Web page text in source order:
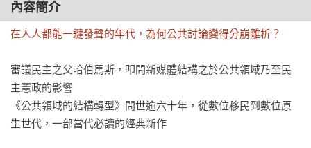
內容簡介
在人人都能一鍵發聲的年代，為何公共討論變得分崩離析？
審議民主之父哈伯馬斯，叩問新媒體結構之於公共領域乃至民
主憲政的影響
《公共領域的結構轉型》問世逾六十年，從數位移民到數位原
生世代，一部當代必讀的經典新作